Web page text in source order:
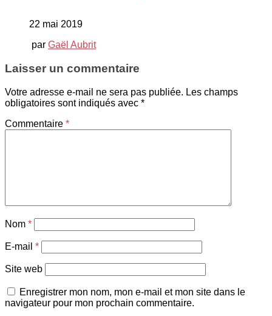
22 mai 2019
par Gaël Aubrit
Laisser un commentaire
Votre adresse e-mail ne sera pas publiée. Les champs
obligatoires sont indiqués avec *
Commentaire *
Nom *
E-mail *
Site web
Enregistrer mon nom, mon e-mail et mon site dans le
navigateur pour mon prochain commentaire.